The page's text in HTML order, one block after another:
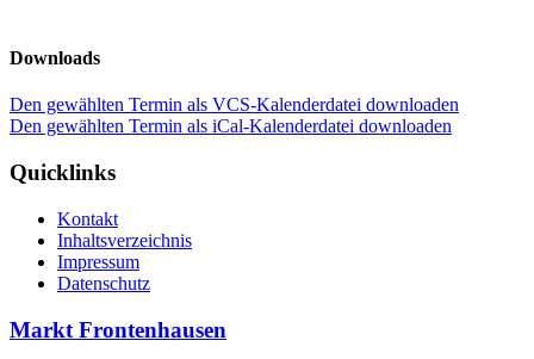
Downloads
Den gewählten Termin als VCS-Kalenderdatei downloaden
Den gewählten Termin als iCal-Kalenderdatei downloaden
Quicklinks
Kontakt
Inhaltsverzeichnis
Impressum
Datenschutz
Markt Frontenhausen